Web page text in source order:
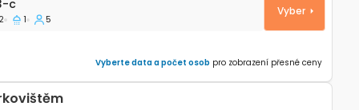
c
2 1 5
Vyber
Vyberte data a počet osob pro zobrazení přesné ceny